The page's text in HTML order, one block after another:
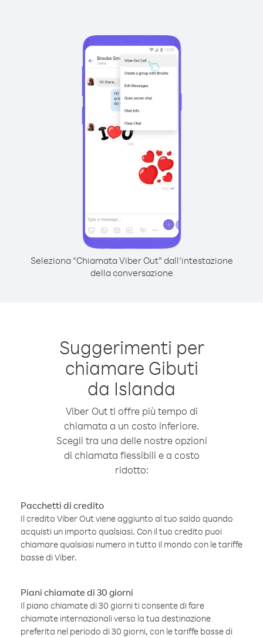
Seleziona “Chiamata Viber Out” dall’intestazione
della conversazione
Suggerimenti per
chiamare Gibuti
da Islanda
Viber Out ti offre più tempo di
chiamata a un costo inferiore.
Scegli tra una delle nostre opzioni
di chiamata flessibili e a costo
ridotto:
Pacchetti di credito
Il credito Viber Out viene aggiunto al tuo saldo quando
acquisti un importo qualsiasi. Con il tuo credito puoi
chiamare qualsiasi numero in tutto il mondo con le tariffe
basse di Viber.
Piani chiamate di 30 giorni
Il piano chiamate di 30 giorni ti consente di fare
chiamate internazionali verso la tua destinazione
preferita nel periodo di 30 giorni, con le tariffe basse di